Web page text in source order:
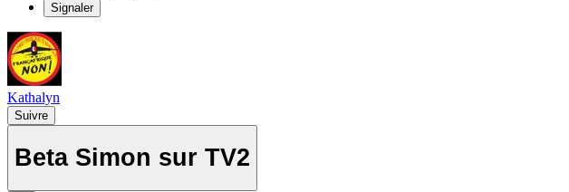
Signaler
Kathalyn
Suivre
Beta Simon sur TV2